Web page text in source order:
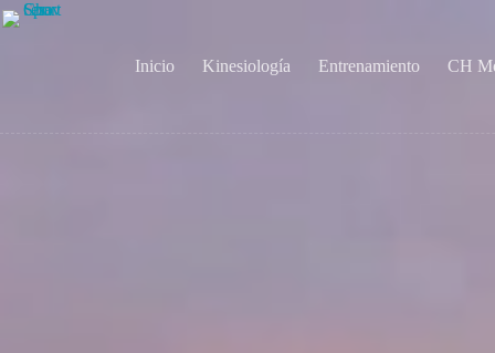
Saltar
al
Inicio
Kinesiología Entrenamiento CH